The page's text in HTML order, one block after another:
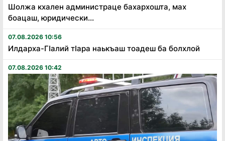
Шолжа кхален администраце бахархошта, мах
боацаш, юридически...
07.08.2026 10:56
Илдарха-Гӏалий тӏара наькъаш тоадеш ба болхлой
07.08.2026 10:42